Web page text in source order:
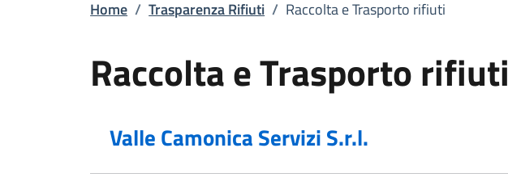
Home / Trasparenza Rifiuti / Raccolta e Trasporto rifiuti
Raccolta e Trasporto rifiuti
Valle Camonica Servizi S.r.l.